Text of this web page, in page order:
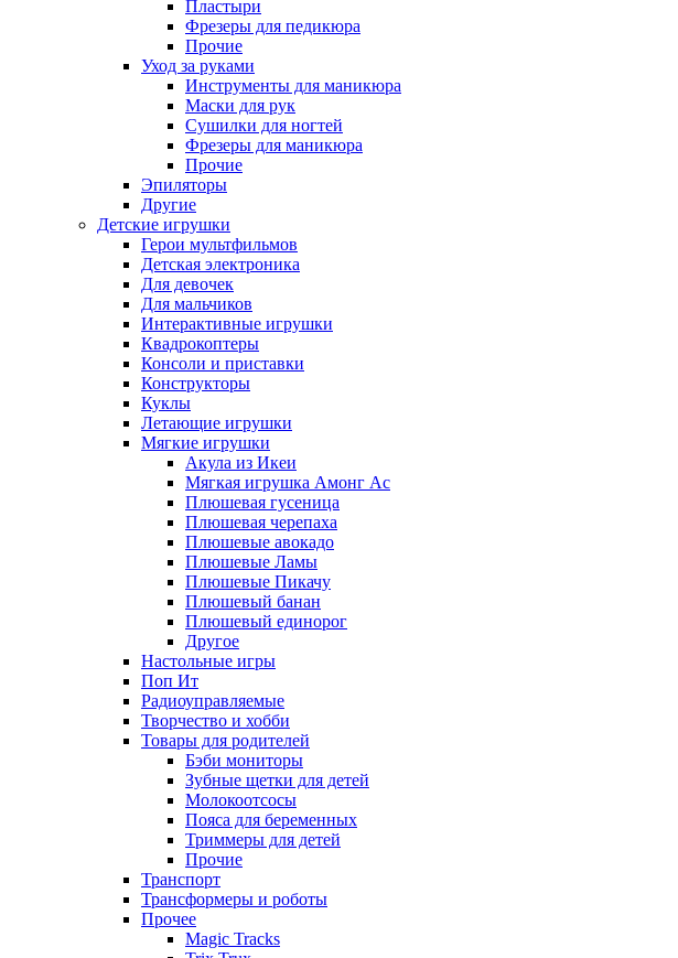
Пластыри
Фрезеры для педикюра
Прочие
Уход за руками
Инструменты для маникюра
Маски для рук
Сушилки для ногтей
Фрезеры для маникюра
Прочие
Эпиляторы
Другие
Детские игрушки
Герои мультфильмов
Детская электроника
Для девочек
Для мальчиков
Интерактивные игрушки
Квадрокоптеры
Консоли и приставки
Конструкторы
Куклы
Летающие игрушки
Мягкие игрушки
Акула из Икеи
Мягкая игрушка Амонг Ас
Плюшевая гусеница
Плюшевая черепаха
Плюшевые авокадо
Плюшевые Ламы
Плюшевые Пикачу
Плюшевый банан
Плюшевый единорог
Другое
Настольные игры
Поп Ит
Радиоуправляемые
Творчество и хобби
Товары для родителей
Бэби мониторы
Зубные щетки для детей
Молокоотсосы
Пояса для беременных
Триммеры для детей
Прочие
Транспорт
Трансформеры и роботы
Прочее
Magic Tracks